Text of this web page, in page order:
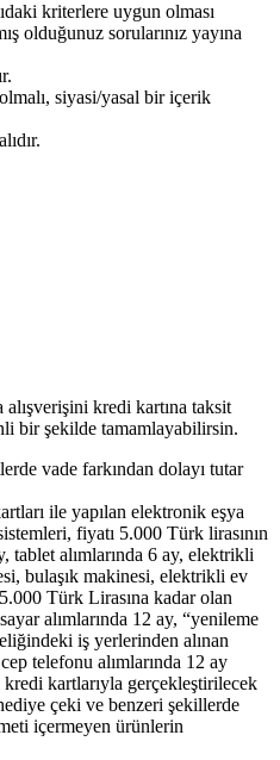
kriterlere uygun olması
olduğunuz sorularınız yayına
siyasi/yasal bir içerik
kredi kartına taksit
bir şekilde tamamlayabilirsin.
vade farkından dolayı tutar
ile yapılan elektronik eşya
fiyatı 5.000 Türk lirasının
alımlarında 6 ay, elektrikli
bulaşık makinesi, elektrikli ev
Türk Lirasına kadar olan
alımlarında 12 ay, “yenileme
iş yerlerinden alınan
telefonu alımlarında 12 ay
kartlarıyla gerçekleştirilecek
çeki ve benzeri şekillerde
içermeyen ürünlerin